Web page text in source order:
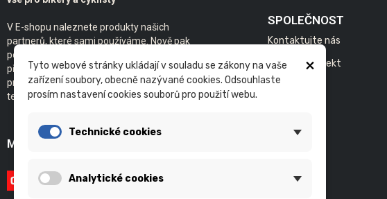
V E-shopu naleznete produkty našich
partnerů, které sami používáme. Nově pak
poskytujeme servis kol s individuálním
přístupem. Samozřejmostí je základ našeho
projektu - individuální a skupinová výuka
technické jízdy na kole v terénu.
MOŽNOSTI PLATBY
SPOLEČNOST
Kontaktujte nás
Bikeskills projekt
×
Tyto webové stránky ukládají v souladu se zákony na vaše
zařízení soubory, obecně nazývané cookies. Odsouhlaste
prosím nastavení cookies souborů pro použití webu.
Technické cookies
Analytické cookies